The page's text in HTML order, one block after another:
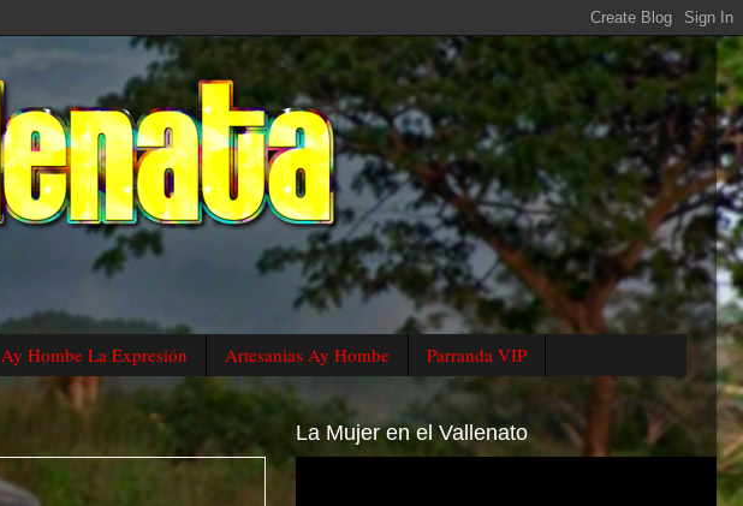
Ay Hombe La Expresión Artesanias Ay Hombe Parranda VIP
La Mujer en el Vallenato